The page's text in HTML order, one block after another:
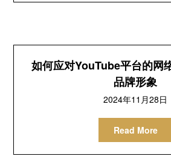
如何应对YouTube平台的网
品牌形象
2024年11月28日
Read More